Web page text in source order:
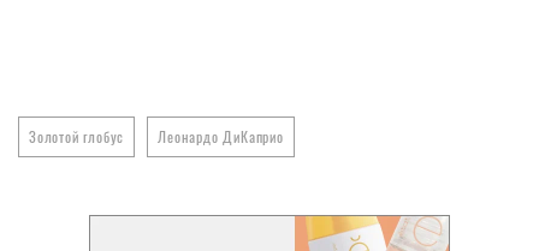
Золотой глобус Леонардо ДиКаприо